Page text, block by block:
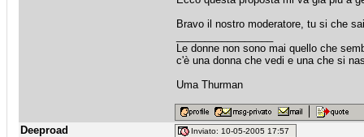
Bravo il nostro moderatore, tu si che
Le donne non sono mai quello che
c'è una donna che vedi e una che si
Uma Thurman
Deeproad
Inviato: 10-05-2005 17:57